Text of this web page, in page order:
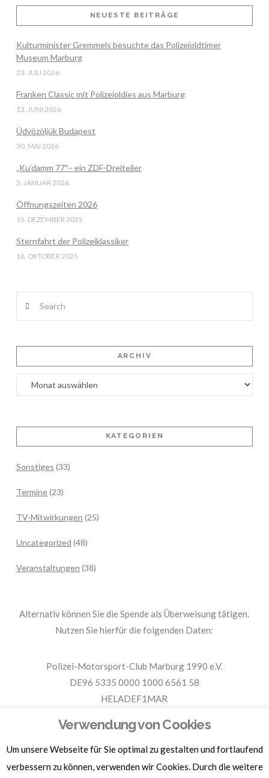
VIEW POST
NEUESTE BEITRÄGE
Kulturminister Gremmels besuchte das Polizeioldtimer
Museum Marburg
23. JULI 2026
Franken Classic mit Polizeioldies aus Marburg
13. JUNI 2026
Üdvözöljük Budapest
30. MAI 2026
„Ku’damm 77″– ein ZDF-Dreiteiler
3. JANUAR 2026
Öffnungszeiten 2026
15. DEZEMBER 2025
Sternfahrt der Polizeiklassiker
16. OKTOBER 2025
ARCHIV
Archiv
KATEGORIEN
Sonstiges (33)
Termine(23)
TV-Mitwirkungen (25)
Uncategorized (48)
Veranstaltungen (38)
Alternativ können Sie die Spende als Überweisung tätigen.
Nutzen Sie hierfür die folgenden Daten:
Polizei-Motorsport-Club Marburg 1990 e.V.
DE96 5335 0000 1000 6561 58
HELADEF1MAR
Für Spendenbescheinigungen, Sachspenden und weitere
Informationen, hier klicken.
Verwendung von Cookies
Um unsere Webseite für Sie optimal zu gestalten und fortlaufend
verbessern zu können, verwenden wir Cookies. Durch die weitere